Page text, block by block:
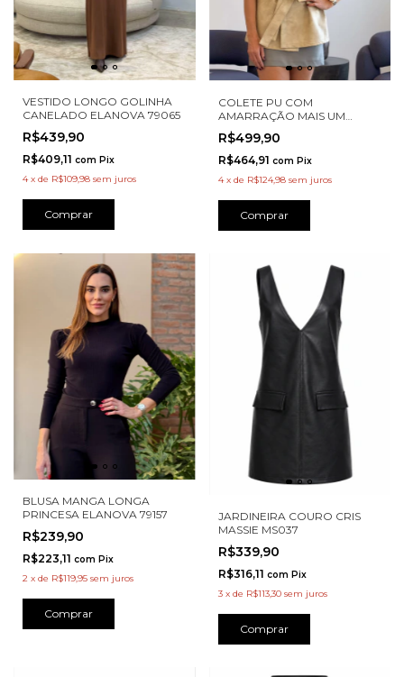
VESTIDO LONGO GOLINHA
CANELADO ELANOVA 79065
R$439,90
R$409,11 com Pix
4 x de R$109,98 sem juros
Comprar
COLETE PU COM
AMARRAÇÃO MAIS UM
JH76903
R$499,90
R$464,91 com Pix
4 x de R$124,98 sem juros
Comprar
BLUSA MANGA LONGA
PRINCESA ELANOVA 79157
R$239,90
R$223,11 com Pix
2 x de R$119,95 sem juros
Comprar
JARDINEIRA COURO CRIS
MASSIE MS037
R$339,90
R$316,11 com Pix
3 x de R$113,30 sem juros
Comprar